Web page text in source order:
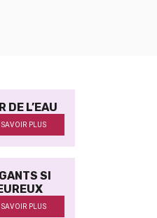
DE L’EAU
PLUS
SI
PLUS